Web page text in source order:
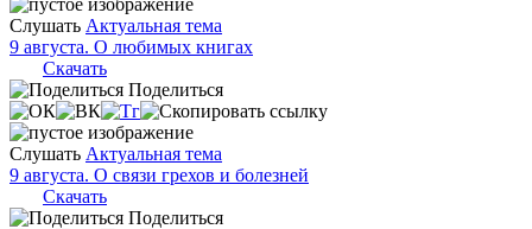
Слушать Актуальная тема
9 августа. О любимых книгах
Скачать
Поделиться
Слушать Актуальная тема
9 августа. О связи грехов и болезней
Скачать
Поделиться